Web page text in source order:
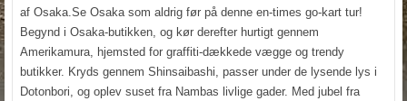
af Osaka.Se Osaka som aldrig før på denne en-times go-kart tur!
Begynd i Osaka-butikken, og kør derefter hurtigt gennem
Amerikamura, hjemsted for graffiti-dækkede vægge og trendy
butikker. Kryds gennem Shinsaibashi, passer under de lysende lys i
Dotonbori, og oplev suset fra Nambas livlige gader. Med jubel fra